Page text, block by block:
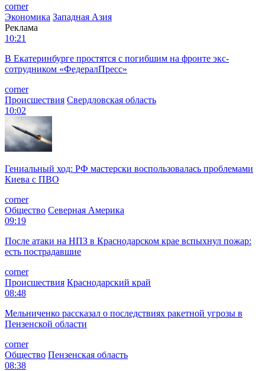
corner
Экономика Западная Азия
Реклама
10:21
В Екатеринбурге простятся с погибшим на фронте экс-
сотрудником «ФедералПресс»
corner
Происшествия Свердловская область
10:02
Гениальный ход: РФ мастерски воспользовалась проблемами
Киева с ПВО
corner
Общество Северная Америка
09:19
После атаки на НПЗ в Краснодарском крае вспыхнул пожар:
есть пострадавшие
corner
Происшествия Краснодарский край
08:48
Мельниченко рассказал о последствиях ракетной угрозы в
Пензенской области
corner
Общество Пензенская область
08:38